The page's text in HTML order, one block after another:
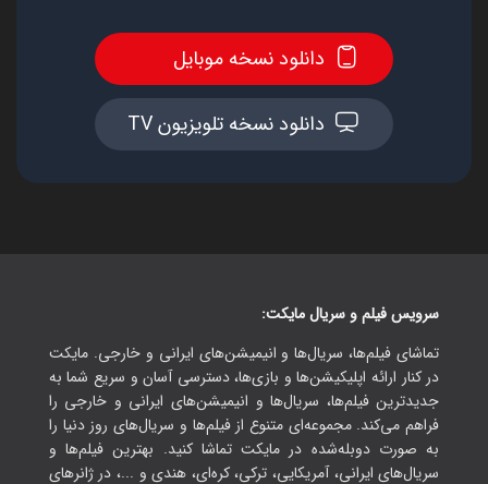
دانلود نسخه موبایل
دانلود نسخه تلویزیون TV
سرویس فیلم و سریال مایکت:
تماشای فیلم‌ها، سریال‌ها و انیمیشن‌های ایرانی و خارجی. مایکت
در کنار ارائه اپلیکیشن‌ها و بازی‌ها، دسترسی آسان و سریع شما به
جدیدترین فیلم‌ها، سریال‌ها و انیمیشن‌های ایرانی و خارجی را
فراهم می‌کند. مجموعه‌ای متنوع از فیلم‌ها و سریال‌های روز دنیا را
به صورت دوبله‌شده در مایکت تماشا کنید. بهترین فیلم‌ها و
سریال‌های ایرانی، آمریکایی، ترکی، کره‌ای، هندی و ...، در ژانرهای